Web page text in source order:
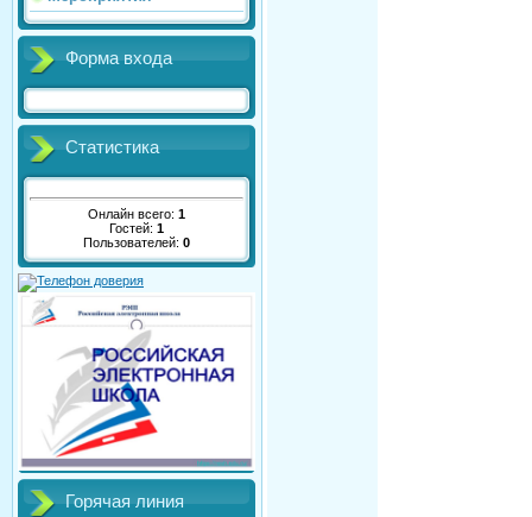
Форма входа
Статистика
Онлайн всего: 1
Гостей: 1
Пользователей: 0
Горячая линия